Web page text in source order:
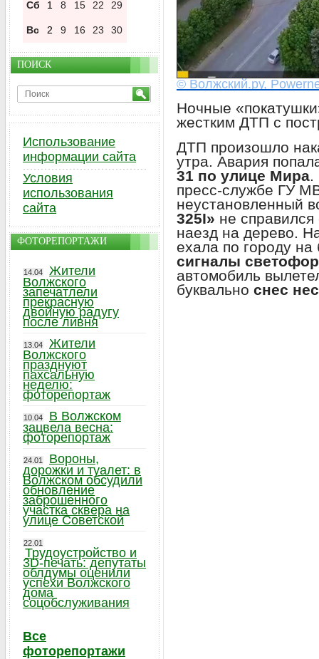
© Волжский.ру,
Ночные
жестким ДТП с
ДТП произошло
утра. Авария
31 по улице Мира.
пресс-службе ГУ
неустановленный
325I» не
наезд на дерево.
ехала по городу
сигналы
автомобиль
буквально снес
Сб
1 8 15 22 29
Вс 2 9 16 23 30
ПОИСК
Использование
информации сайта
Условия
использования
сайта
ФОТОРЕПОРТАЖИ
14.04
Жители
Волжского
запечатлели
прекрасную
двойную радугу
после ливня
13.04
Жители
Волжского
празднуют
пахсальную
неделю:
фоторепортаж
10.04
В Волжском
зацвела весна:
фоторепортаж
24.01
Вороны,
дорожки и туалет: в
Волжском обсудили
обновление
заброшенного
участка сквера на
улице Советской
22.01
Трудоустройство и
3D-печать: депутаты
облдумы оценили
успехи Волжского
дома
соцобслуживания
Все
фоторепортажи